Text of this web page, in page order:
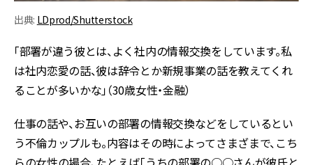
出典: LDprod/Shutterstock
「部署が違う彼とは、よく社内の情報交換をしています。私
は社内恋愛の話、彼は辞令とか新規事業の話を教えてくれ
ることが多いかな」（30歳女性・金融）
仕事の話や、お互いの部署の情報交換などをしているとい
う不倫カップルも。内容はその時によってさまざまで、こち